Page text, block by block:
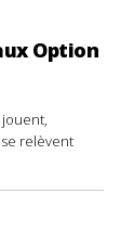
Option
relèvent